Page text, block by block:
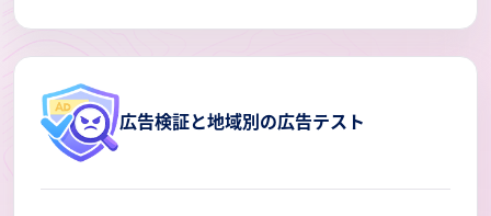
広告検証と地域別の広告テスト